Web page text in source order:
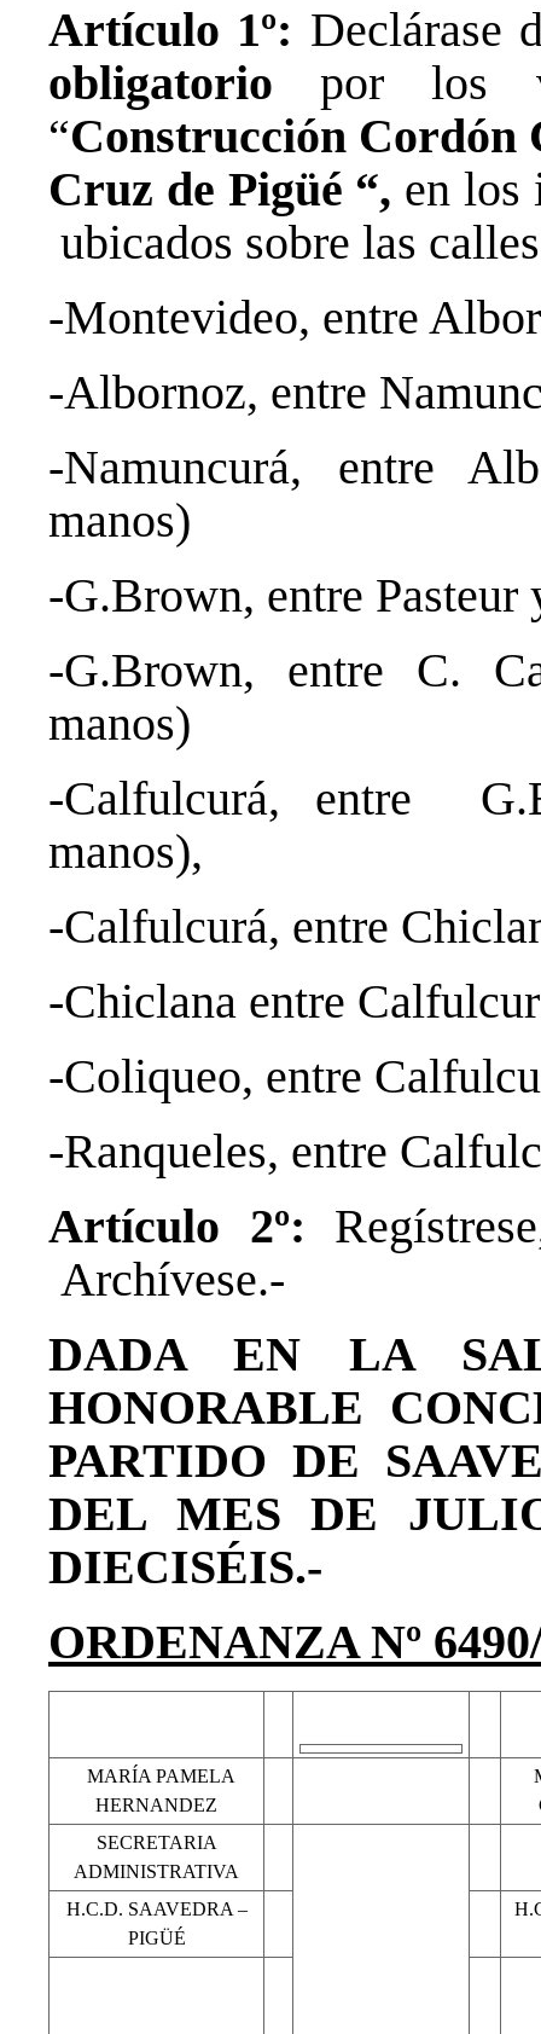
Artículo 1º: Declárase
obligatorio por los
“Construcción Cordón
Cruz de Pigüé “, en los
ubicados sobre las
-Montevideo, entre
-Albornoz, entre
-Namuncurá, entre
manos)
-G.Brown, entre
-G.Brown, entre C.
manos)
-Calfulcurá, entre
manos),
-Calfulcurá, entre
-Chiclana entre
-Coliqueo, entre
-Ranqueles, entre
Artículo 2º:
Archívese.-
DADA EN LA
HONORABLE
PARTIDO DE
DEL MES DE
DIECISÉIS.-
ORDENANZA Nº
MARÍA PAMELA
HERNANDEZ
SECRETARIA
ADMINISTRATIVA
H.C.D. SAAVEDRA –
PIGÜÉ